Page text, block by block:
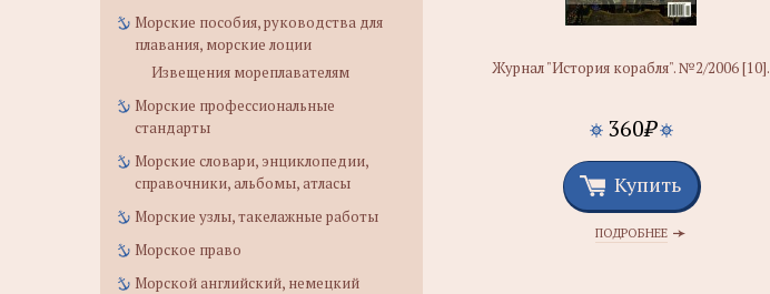
Морские пособия, руководства для
плавания, морские лоции
Извещения мореплавателям
Морские профессиональные
стандарты
Морские словари, энциклопедии,
справочники, альбомы, атласы
Морские узлы, такелажные работы
Морское право
Морской английский, немецкий
Журнал "История корабля". №2/2006 [10].
360₽
Купить
ПОДРОБНЕЕ